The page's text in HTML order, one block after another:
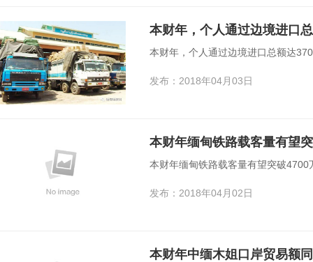
本财年，个人通过边境进口
本财年，个人通过边境进口总额达
发布：2018年04月03日
本财年缅甸铁路载客量有望
本财年缅甸铁路载客量有望突破4700
发布：2018年04月02日
本财年中缅木姐口岸贸易额